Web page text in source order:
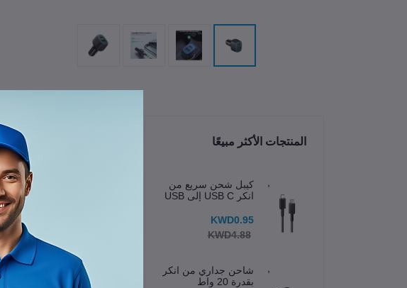
المنتجات الأكثر مبيعًا
كيبل شحن سريع من
انكر USB C إلى USB
KWD0.95
KWD4.88
شاحن جداري من انكر
بقدرة 20 واط
المراجعات والتقييمات
0.00